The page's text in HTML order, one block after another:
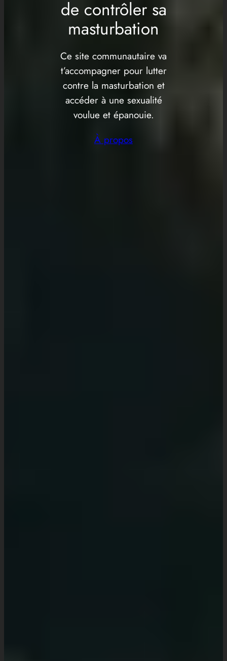
de contrôler sa
masturbation
Ce site communautaire va
t’accompagner pour lutter
contre la masturbation et
accéder à une sexualité
voulue et épanouie.
À propos